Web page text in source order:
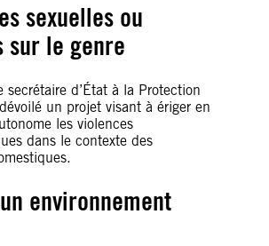
sexuelles ou
sur le genre
d’État à la Protection
un projet visant à ériger en
les violences
dans le contexte des
environnement